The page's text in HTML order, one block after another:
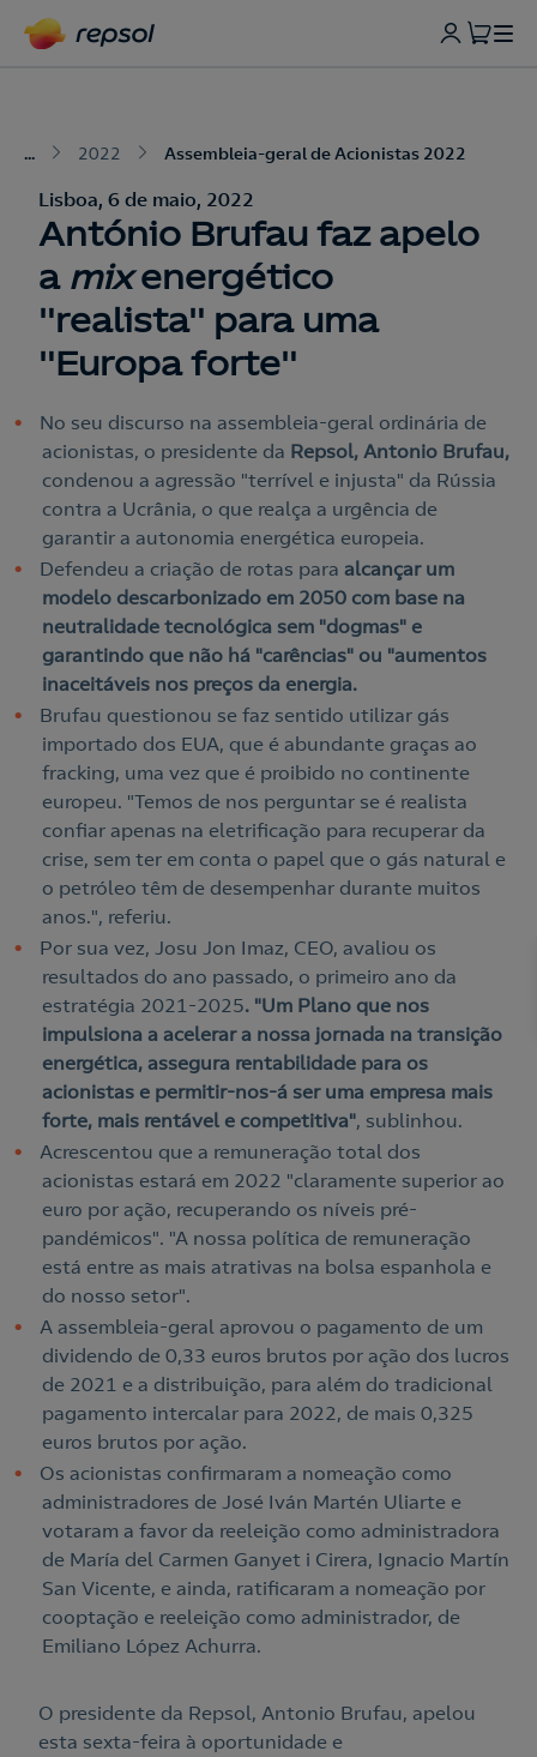
... 2022 Assembleia-geral de Acionistas 2022
Lisboa, 6 de maio, 2022
António Brufau faz apelo
a mixenergético
"realista" para uma
"Europa forte"
No seu discurso na assembleia-geral ordinária de
acionistas, o presidente da Repsol, Antonio Brufau,
condenou a agressão "terrível e injusta" da Rússia
contra a Ucrânia, o que realça a urgência de
garantir a autonomia energética europeia.
Defendeu a criação de rotas para alcançar um
modelo descarbonizado em 2050 com base na
neutralidade tecnológica sem "dogmas" e
garantindo que não há "carências" ou "aumentos
inaceitáveis nos preços da energia.
Brufau questionou se faz sentido utilizar gás
importado dos EUA, que é abundante graças ao
fracking, uma vez que é proibido no continente
europeu. "Temos de nos perguntar se é realista
confiar apenas na eletrificação para recuperar da
crise, sem ter em conta o papel que o gás natural e
o petróleo têm de desempenhar durante muitos
anos.", referiu.
Por sua vez, Josu Jon Imaz, CEO, avaliou os
resultados do ano passado, o primeiro ano da
estratégia 2021-2025. "Um Plano que nos
impulsiona a acelerar a nossa jornada na transição
energética, assegura rentabilidade para os
acionistas e permitir-nos-á ser uma empresa mais
forte, mais rentável e competitiva", sublinhou.
Acrescentou que a remuneração total dos
acionistas estará em 2022 "claramente superior ao
euro por ação, recuperando os níveis pré-
pandémicos". "A nossa política de remuneração
está entre as mais atrativas na bolsa espanhola e
do nosso setor".
A assembleia-geral aprovou o pagamento de um
dividendo de 0,33 euros brutos por ação dos lucros
de 2021 e a distribuição, para além do tradicional
pagamento intercalar para 2022, de mais 0,325
euros brutos por ação.
Os acionistas confirmaram a nomeação como
administradores de José Iván Martén Uliarte e
votaram a favor da reeleição como administradora
de María del Carmen Ganyet i Cirera, Ignacio Martín
San Vicente, e ainda, ratificaram a nomeação por
cooptação e reeleição como administrador, de
Emiliano López Achurra.
O presidente da Repsol, Antonio Brufau, apelou
esta sexta-feira à oportunidade e